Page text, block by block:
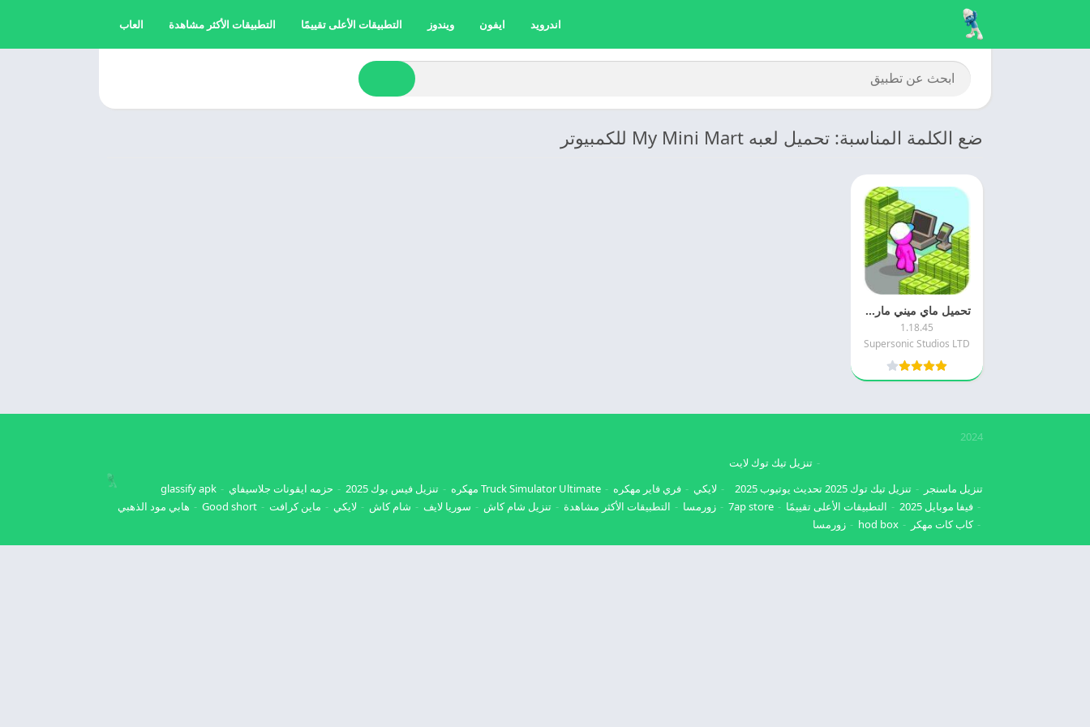
اندرويد ايفون ويندوز التطبيقات الأعلى تقييمًا التطبيقات الأكثر مشاهدة العاب
ضع الكلمة المناسبة: تحميل لعبه My Mini Mart للكمبيوتر
تحميل ماي ميني مارت 2025 My Mini Mart اخر اصدار
1.18.45
Supersonic Studios LTD
2024
تنزيل ماسنجر تنزيل تيك توك 2025
تنزيل تيك توك لايت
تحديث يوتيوب 2025
لايكي فري فاير مهكره Truck Simulator Ultimate مهكره تنزيل فيس بوك 2025 حزمه ايقونات جلاسيفاي
glassify apk
فيفا موبايل 2025
التطبيقات الأعلى تقييمًا 7ap store زورمسا التطبيقات الأكثر مشاهدة تنزيل شام كاش سوريا لايف شام كاش لايكي ماين كرافت Good short
هابي مود الذهبي
كاب كات مهكر
hod box زورمسا